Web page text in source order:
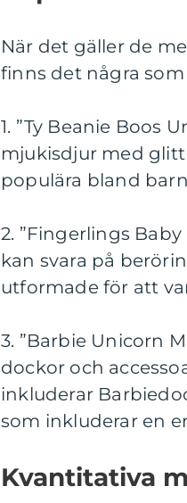
När det gäller de
finns det några
1. ”Ty Beanie Boos
mjukisdjur med
populära bland
2. ”Fingerlings
kan svara på
utformade för att
3. ”Barbie Unicorn
dockor och
inkluderar
som inkluderar en
Kvantitativa